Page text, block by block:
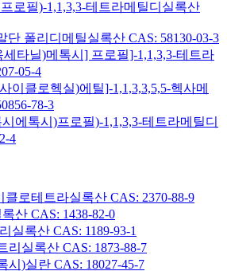
로필)-1,1,3,3-테트라메틸디실록산
단 폴리디메틸실록산 CAS: 58130-03-3
세타닐)메톡시] 프로필]-1,1,3,3-테트라
05-4
이클로헥실)에틸]-1,1,3,3,5,5-헥사메
78-3
에톡시)프로필)-1,1,3,3-테트라메틸디
4
클로테트라실록산 CAS: 2370-88-9
산 CAS: 1438-82-0
실록산 CAS: 1189-93-1
리실록산 CAS: 1873-88-7
)실란 CAS: 18027-45-7